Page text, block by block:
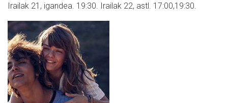
Irailak 21, igandea. 19:30. Irailak 22, astl. 17:00,19:30.